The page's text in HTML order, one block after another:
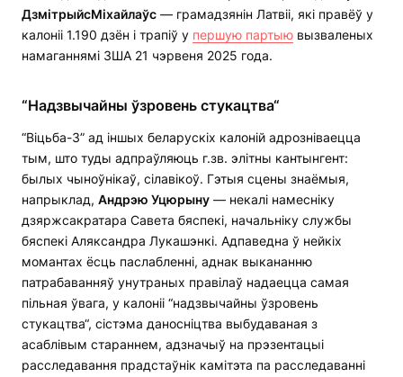
ДзмітрыйсМіхайлаўс — грамадзянін Латвіі, які правёў у
калоніі 1.190 дзён і трапіў у першую партыю вызваленых
намаганнямі ЗША 21 чэрвеня 2025 года.
“Надзвычайны ўзровень стукацтва“
“Віцьба-3” ад іншых беларускіх калоній адрозніваецца
тым, што туды адпраўляюць г.зв. элітны кантынгент:
былых чыноўнікаў, сілавікоў. Гэтыя сцены знаёмыя,
напрыклад, Андрэю Уцюрыну — некалі намесніку
дзяржсакратара Савета бяспекі, начальніку службы
бяспекі Аляксандра Лукашэнкі. Адпаведна ў нейкіх
момантах ёсць паслабленні, аднак выкананню
патрабаванняў унутраных правілаў надаецца самая
пільная ўвага, у калоніі “надзвычайны ўзровень
стукацтва“, сістэма даносніцтва выбудаваная з
асаблівым стараннем, адзначыў на прэзентацыі
расследавання прадстаўнік камітэта па расследаванні